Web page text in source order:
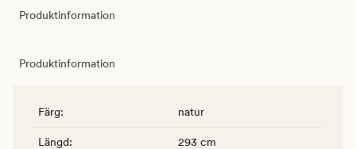
Produktinformation
Produktinformation
Färg: natur
Längd: 293 cm